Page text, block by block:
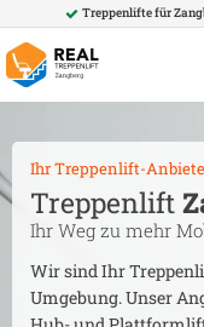
Treppenlifte für
Ihr Treppenlift-
Treppenlift
Ihr Weg zu mehr
Wir sind Ihr
Umgebung. Unser